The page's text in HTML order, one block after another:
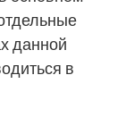
данной
в